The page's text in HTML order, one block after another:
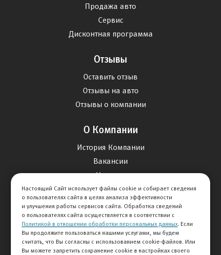
Продажа авто
Сервис
Дисконтная программа
Отзывы
Оставить отзыв
Отзывы на авто
Отзывы о компании
О Компании
История Компании
Вакансии
Новости
Карта сайта
Контакты
Настоящий Сайт использует файлы cookie и собирает сведения
о пользователях сайта в целях анализа эффективности
и улучшения работы сервисов сайта. Обработка сведений
о пользователях сайта осуществляется в соответствии с
Политикой в отношении обработки персональных данных. Если
Вы продолжите пользоваться нашими услугами, мы будем
считать, что Вы согласны с использованием cookie-файлов. Или
Вы можете запретить сохранение cookie в настройках своего